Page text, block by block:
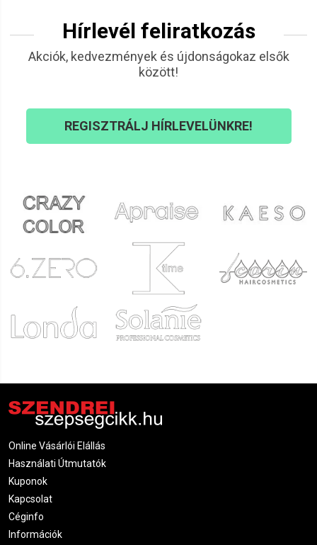
Hírlevél feliratkozás
Akciók, kedvezmények és újdonságokaz elsők
között!
REGISZTRÁLJ HÍRLEVELÜNKRE!
Online Vásárlói Elállás
Használati Útmutatók
Kuponok
Kapcsolat
Céginfo
Információk